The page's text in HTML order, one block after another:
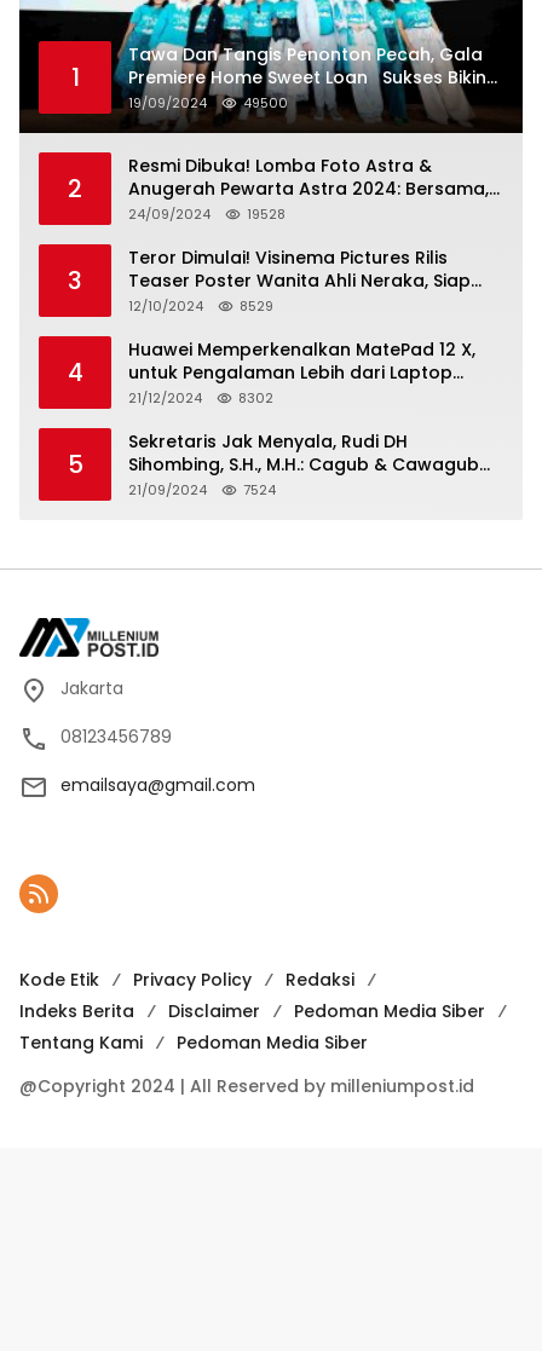
1
Tawa Dan Tangis Penonton Pecah, Gala
Premiere Home Sweet Loan Sukses Bikin
Penonton Lihat Diri Sendiri di Layar
19/09/2024 49500
2
Resmi Dibuka! Lomba Foto Astra &
Anugerah Pewarta Astra 2024: Bersama,
Berkarya, Berkelanjutan
24/09/2024 19528
3
Teror Dimulai! Visinema Pictures Rilis
Teaser Poster Wanita Ahli Neraka, Siap
Tayang di Bioskop 14 November 2024
12/10/2024 8529
4
Huawei Memperkenalkan MatePad 12 X,
untuk Pengalaman Lebih dari Laptop
dengan Layar Ultra Bright dan Desain
Standar Baru untuk Produktivitas di Mana
Saja
21/12/2024 8302
5
Sekretaris Jak Menyala, Rudi DH
Sihombing, S.H., M.H.: Cagub & Cawagub
DKI Jakarta Pramono Anung dan Rano
21/09/2024 7524
Jakarta
08123456789
emailsaya@gmail.com
Kode Etik Privacy Policy
Redaksi
Indeks Berita
Disclaimer
Pedoman Media Siber
Tentang Kami
Pedoman Media Siber
@Copyright 2024 | All Reserved by milleniumpost.id